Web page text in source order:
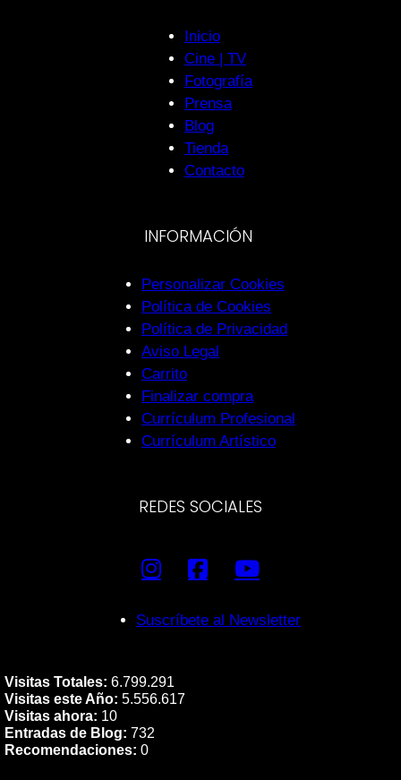
Inicio
Cine | TV
Fotografía
Prensa
Blog
Tienda
Contacto
INFORMACIÓN
Personalizar Cookies
Política de Cookies
Política de Privacidad
Aviso Legal
Carrito
Finalizar compra
Currículum Profesional
Currículum Artístico
REDES SOCIALES
Suscríbete al Newsletter
Visitas Totales: 6.799.291
Visitas este Año: 5.556.617
Visitas ahora: 10
Entradas de Blog: 732
Recomendaciones: 0